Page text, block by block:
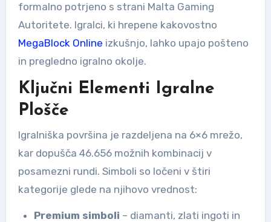
formalno potrjeno s strani Malta Gaming
Autoritete. Igralci, ki hrepene kakovostno
MegaBlock Online izkušnjo, lahko upajo pošteno
in pregledno igralno okolje.
Ključni Elementi Igralne
Plošče
Igralniška površina je razdeljena na 6×6 mrežo,
kar dopušča 46.656 možnih kombinacij v
posamezni rundi. Simboli so ločeni v štiri
kategorije glede na njihovo vrednost:
Premium simboli – diamanti, zlati ingoti in